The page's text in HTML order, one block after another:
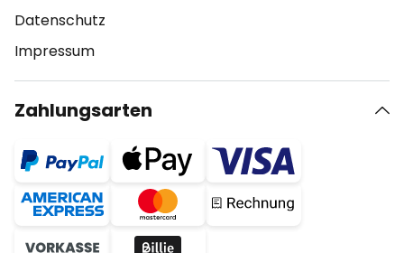
Datenschutz
Impressum
Zahlungsarten